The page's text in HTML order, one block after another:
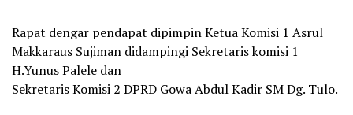
Rapat dengar pendapat dipimpin Ketua Komisi 1 Asrul
Makkaraus Sujiman didampingi Sekretaris komisi 1
H.Yunus Palele dan
Sekretaris Komisi 2 DPRD Gowa Abdul Kadir SM Dg. Tulo.